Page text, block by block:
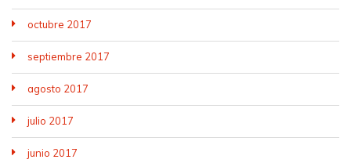
octubre 2017
septiembre 2017
agosto 2017
julio 2017
junio 2017